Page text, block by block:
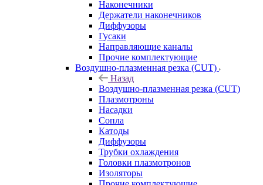
Наконечники
Держатели наконечников
Диффузоры
Гусаки
Направляющие каналы
Прочие комплектующие
Воздушно-плазменная резка (CUT)
Назад
Воздушно-плазменная резка (CUT)
Плазмотроны
Насадки
Сопла
Катоды
Диффузоры
Трубки охлаждения
Головки плазмотронов
Изоляторы